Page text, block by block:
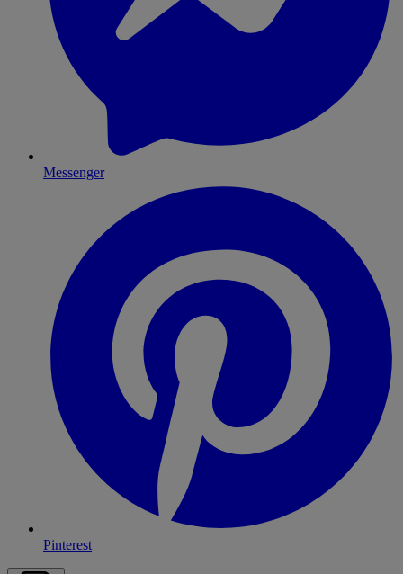
Messenger
Pinterest